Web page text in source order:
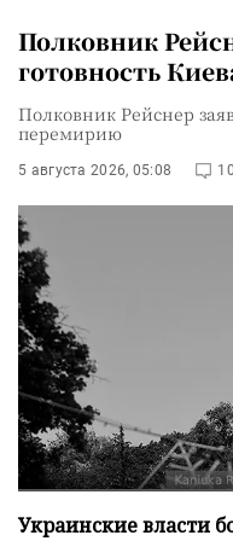
Полковник
готовность
Полковник Рейснер
перемирию
5 августа 2026, 05:08 10
Украинские власти